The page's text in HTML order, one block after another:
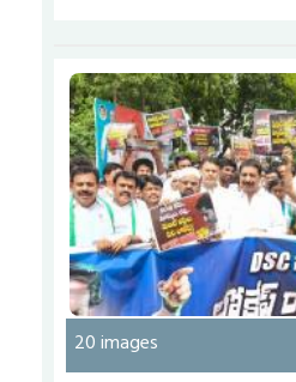
20 images